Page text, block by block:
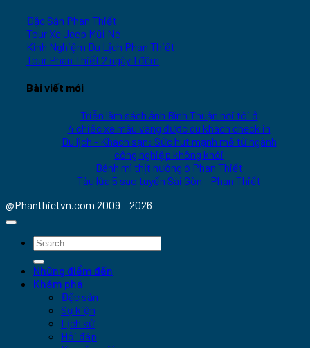
Đặc Sản Phan Thiết
Tour Xe Jeep Mũi Né
Kinh Nghiệm Du Lịch Phan Thiết
Tour Phan Thiết 2 ngày 1 đêm
Bài viết mới
Triễn lãm sách ảnh Bình Thuận nơi tôi ở
4 chiếc xe màu vàng được du khách check in
Du lịch - Khách sạn: Sức hút mạnh mẽ từ ngành
công nghiệp không khói
Bánh mì thịt nướng ở Phan Thiết
Tàu lửa 5 sao tuyến Sài Gòn - Phan Thiết
@Phanthietvn.com 2009 – 2026
Những điểm đến
Khám phá
Đặc sản
Sự kiện
Lịch sử
Hỏi đáp